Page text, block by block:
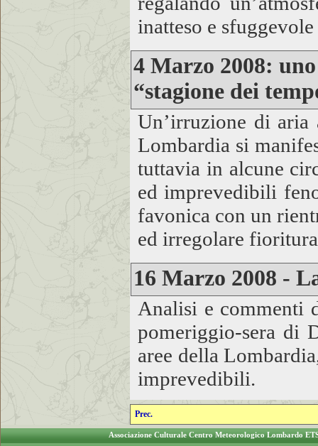
inatteso e
4 Marzo 2008:
“stagione dei
Un’irruzione di aria
Lombardia si
tuttavia in alcune
ed imprevedibili
favonica con un
ed irregolare
16 Marzo 2008 -
Analisi e commenti
pomeriggio-sera di
aree della
imprevedibili.
Prec.
Associazione Culturale Centro Meteorologico Lombardo